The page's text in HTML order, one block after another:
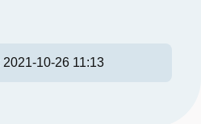
2021-10-26 11:13